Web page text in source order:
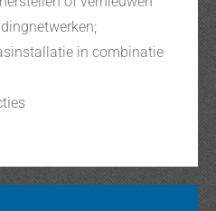
in combinatie